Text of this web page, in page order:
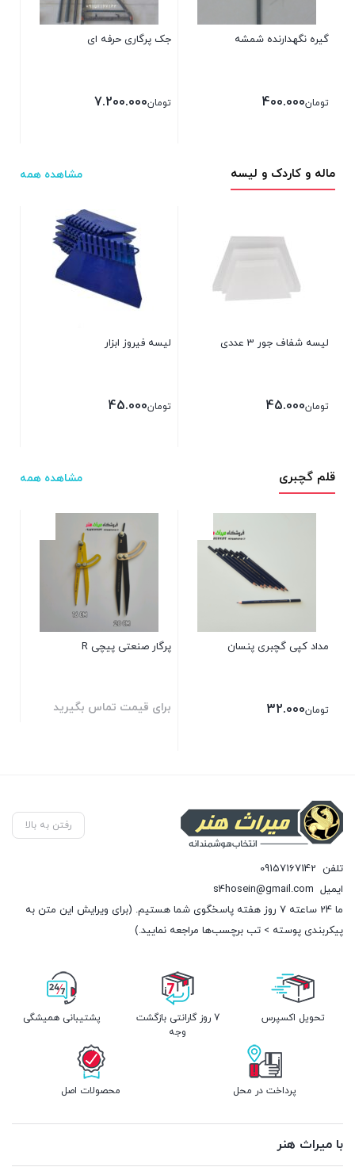
گیره نگهدارنده شمشه
تومان400.000
جک پرگاری حرفه ای
تومان7.200.000
ماله و کاردک و لیسه مشاهده همه
لیسه شفاف جور 3 عددی
تومان45.000
لیسه فیروز ابزار
تومان45.000
قلم گچبری مشاهده همه
مداد کپی گچبری پنسان
تومان32.000
پرگار صنعتی پیچی R
برای قیمت تماس بگیرید
رفتن به بالا
تلفن 09157167142
ایمیل s4hosein@gmail.com
ما 24 ساعته 7 روز هفته پاسخگوی شما هستیم. (برای ویرایش این متن به
پیکربندی پوسته > تب برچسب‌ها مراجعه نمایید.)
تحویل اکسپرس
7 روز گارانتی بازگشت
وجه
پشتیبانی همیشگی
پرداخت در محل محصولات اصل
با میراث هنر